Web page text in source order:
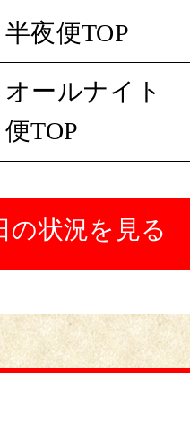
半夜便TOP
オールナイト
便TOP
の状況を見る